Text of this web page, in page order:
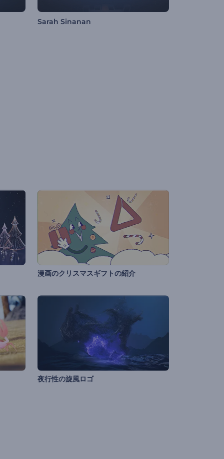
Sarah Sinanan
漫画のクリスマスギフトの紹介
夜行性の旋風ロゴ